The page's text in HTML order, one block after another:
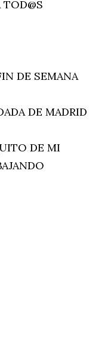
DE SEMANA
DE MADRID
DE MI